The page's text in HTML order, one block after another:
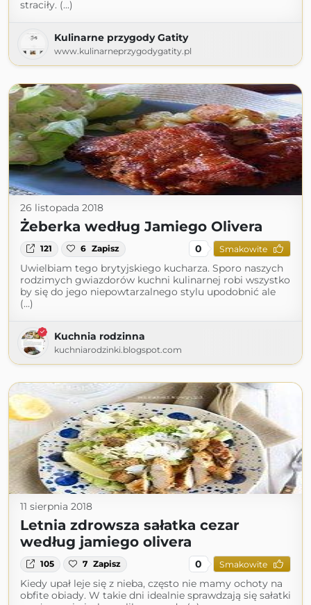
straciły. (...)
Kulinarne przygody Gatity
www.kulinarneprzygodygatity.pl
26 listopada 2018
Żeberka według Jamiego Olivera
121 6 Zapisz 0 Smakowite
Uwielbiam tego brytyjskiego kucharza. Sporo naszych
rodzimych gwiazdorów kuchni kulinarnej robi wszystko
by się do jego niepowtarzalnego stylu upodobnić ale
(...)
Kuchnia rodzinna
kuchniarodzinki.blogspot.com
11 sierpnia 2018
Letnia zdrowsza sałatka cezar
według jamiego olivera
105 7 Zapisz 0 Smakowite
Kiedy upał leje się z nieba, często nie mamy ochoty na
obfite obiady. W takie dni idealnie sprawdzają się sałatki